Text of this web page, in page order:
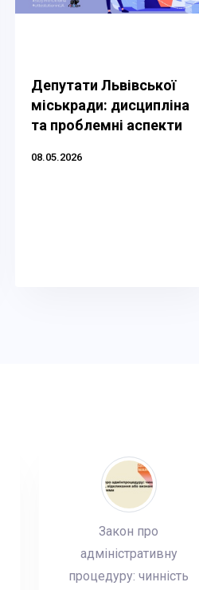
Депутати Львівської
міськради: дисципліна
та проблемні аспекти
08.05.2026
Закон про
адміністративну
процедуру: чинність